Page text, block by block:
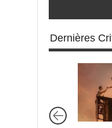
Dernières